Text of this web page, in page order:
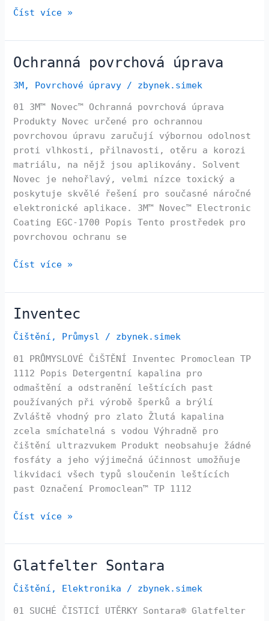
Číst více »
Ochranná povrchová úprava
3M, Povrchové úpravy / zbynek.simek
01 3M™ Novec™ Ochranná povrchová úprava
Produkty Novec určené pro ochrannou
povrchovou úpravu zaručují výbornou odolnost
proti vlhkosti, přilnavosti, otěru a korozi
matriálu, na nějž jsou aplikovány. Solvent
Novec je nehořlavý, velmi nízce toxický a
poskytuje skvělé řešení pro současné náročné
elektronické aplikace. 3M™ Novec™ Electronic
Coating EGC-1700 Popis Tento prostředek pro
povrchovou ochranu se
Ochranná
úprava
Číst více »
Inventec
Čištění , Průmysl / zbynek.simek
01 PRŮMYSLOVÉ ČiŠTĚNÍ Inventec Promoclean TP
1112 Popis Detergentní kapalina pro
odmaštění a odstranění leštících past
používaných při výrobě šperků a brýlí
Zvláště vhodný pro zlato Žlutá kapalina
zcela smíchatelná s vodou Výhradně pro
čištění ultrazvukem Produkt neobsahuje žádné
fosfáty a jeho výjimečná účinnost umožňuje
likvidaci všech typů sloučenin leštících
past Označení Promoclean™ TP 1112
Inventec
Číst více »
Glatfelter Sontara
Čištění , Elektronika / zbynek.simek
01 SUCHÉ ČISTICÍ UTĚRKY Sontara® Glatfelter
Glatfelter